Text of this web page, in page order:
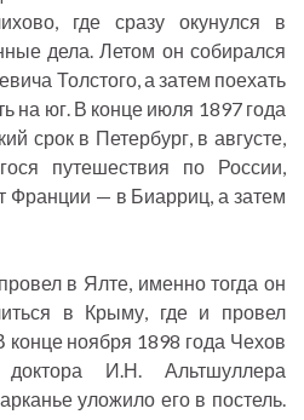
где сразу окунулся в
дела. Летом он собирался
Толстого, а затем поехать
на юг. В конце июля 1897 года
срок в Петербург, в августе,
путешествия по России,
Франции — в Биарриц, а затем
в Ялте, именно тогда он
в Крыму, где и провел
ноября 1898 года Чехов
доктора И.Н. Альтшуллера
уложило его в постель.